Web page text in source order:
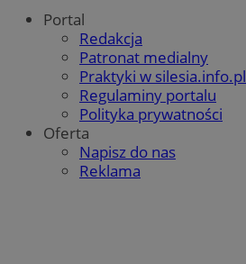
Portal
Redakcja
Patronat medialny
Praktyki w silesia.info.pl
Regulaminy portalu
Polityka prywatności
Oferta
Napisz do nas
Reklama
SessID
MvSessID
INGRESSCOOKIE